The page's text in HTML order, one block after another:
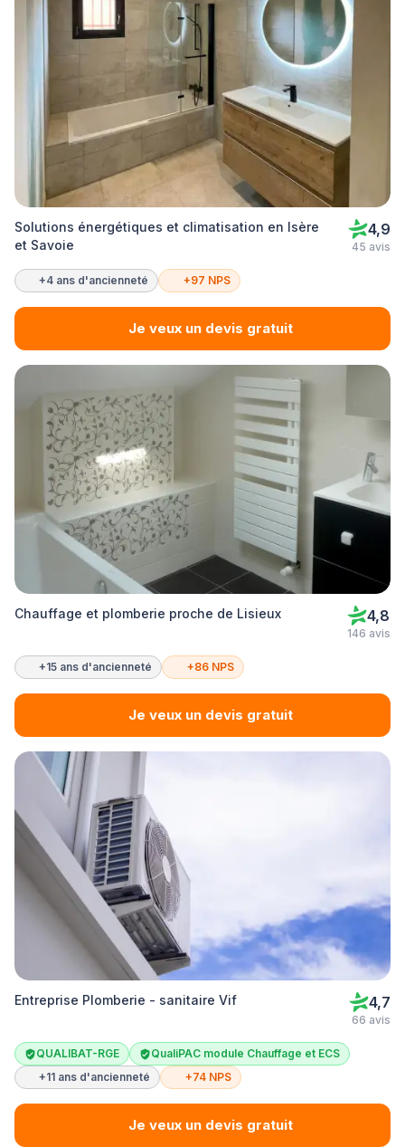
Solutions énergétiques et climatisation en Isère
et Savoie
4,9
45 avis
+4 ans d'ancienneté +97 NPS
Je veux un devis gratuit
Chauffage et plomberie proche de Lisieux 4,8
146 avis
+15 ans d'ancienneté +86 NPS
Je veux un devis gratuit
Entreprise Plomberie - sanitaire Vif 4,7
66 avis
QUALIBAT-RGE
QualiPAC module Chauffage et ECS
+11 ans d'ancienneté
+74 NPS
Je veux un devis gratuit